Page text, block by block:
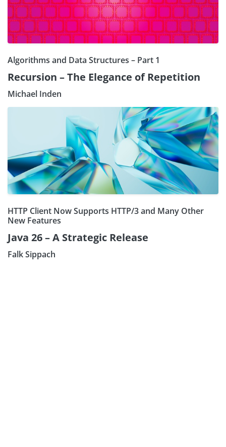
Algorithms and Data Structures – Part 1
Recursion – The Elegance of Repetition
Michael Inden
HTTP Client Now Supports HTTP/3 and Many Other
New Features
Java 26 – A Strategic Release
Falk Sippach